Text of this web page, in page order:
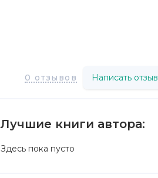
0 отзывов Написать отзыв
Лучшие книги автора:
Здесь пока пусто